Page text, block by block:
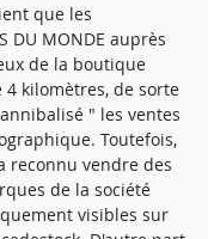
que les
DU MONDE auprès
de la boutique
4 kilomètres, de sorte
" les ventes
Toutefois,
reconnu vendre des
de la société
visibles sur